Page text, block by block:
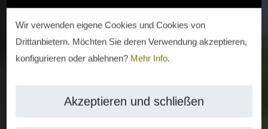
Wir verwenden eigene Cookies und Cookies von
Drittanbietern. Möchten Sie deren Verwendung akzeptieren,
konfigurieren oder ablehnen? Mehr Info.
Akzeptieren und schließen